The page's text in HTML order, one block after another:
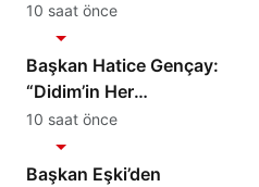
10 saat önce
Başkan Hatice Gençay:
“Didim’in Her
Noktasında Gece
Gündüz Sahadayız”
10 saat önce
Başkan Eşki’den